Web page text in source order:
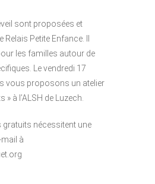
sont proposées et
Petite Enfance. Il
les familles autour de
Le vendredi 17
vous proposons un atelier
à l’ALSH de Luzech.
gratuits nécessitent une
à